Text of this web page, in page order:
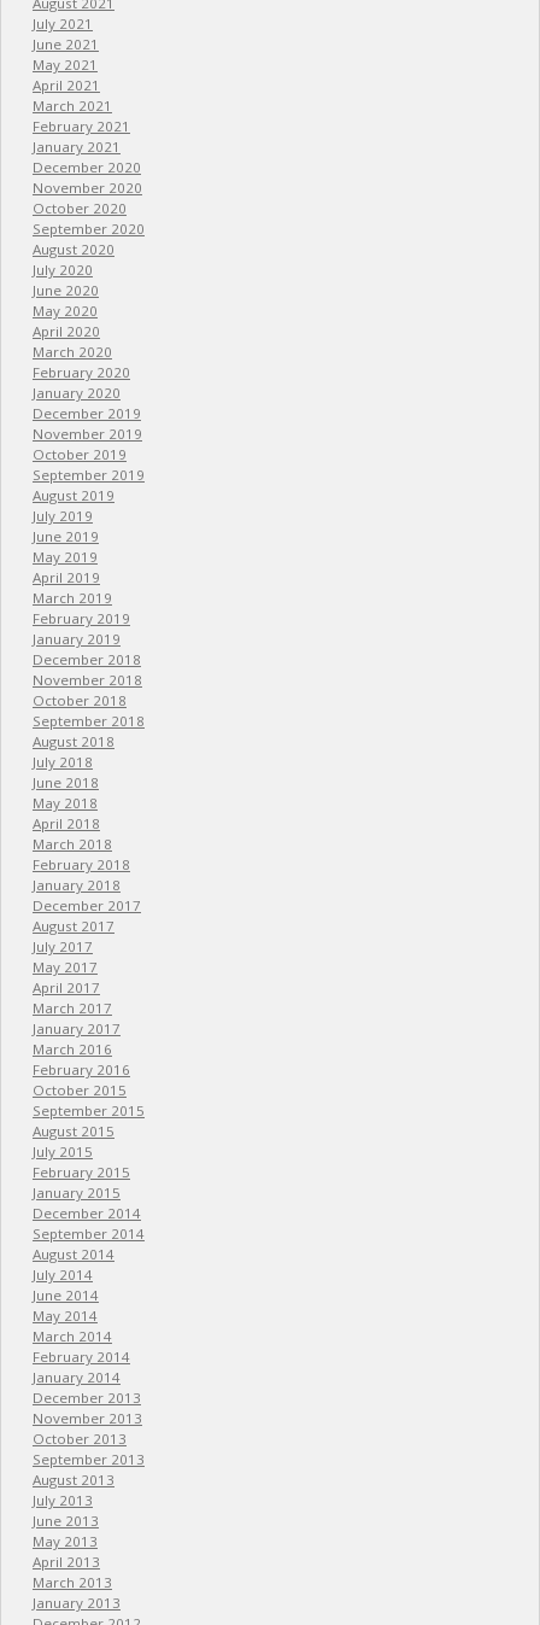
July 2021
June 2021
May 2021
April 2021
March 2021
February 2021
January 2021
December 2020
November 2020
October 2020
September 2020
August 2020
July 2020
June 2020
May 2020
April 2020
March 2020
February 2020
January 2020
December 2019
November 2019
October 2019
September 2019
August 2019
July 2019
June 2019
May 2019
April 2019
March 2019
February 2019
January 2019
December 2018
November 2018
October 2018
September 2018
August 2018
July 2018
June 2018
May 2018
April 2018
March 2018
February 2018
January 2018
December 2017
August 2017
July 2017
May 2017
April 2017
March 2017
January 2017
March 2016
February 2016
October 2015
September 2015
August 2015
July 2015
February 2015
January 2015
December 2014
September 2014
August 2014
July 2014
June 2014
May 2014
March 2014
February 2014
January 2014
December 2013
November 2013
October 2013
September 2013
August 2013
July 2013
June 2013
May 2013
April 2013
March 2013
January 2013